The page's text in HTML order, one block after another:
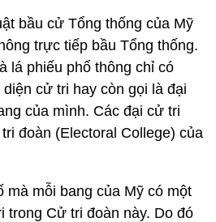
bầu cử Tổng thống của Mỹ
trực tiếp bầu Tổng thống.
lá phiếu phổ thông chỉ có
cử tri hay còn gọi là đại
của mình. Các đại cử tri
đoàn (Electoral College) của
mà mỗi bang của Mỹ có một
trong Cử tri đoàn này. Do đó